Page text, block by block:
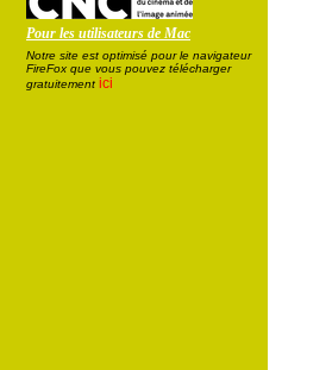
Pour les utilisateurs de Mac
Notre site est optimisé pour le navigateur
FireFox que vous pouvez télécharger
gratuitement ici